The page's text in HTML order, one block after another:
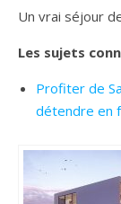
Un vrai séjour
Les sujets
Profiter de
détendre en